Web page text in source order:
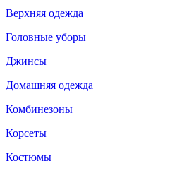
Верхняя одежда
Головные уборы
Джинсы
Домашняя одежда
Комбинезоны
Корсеты
Костюмы